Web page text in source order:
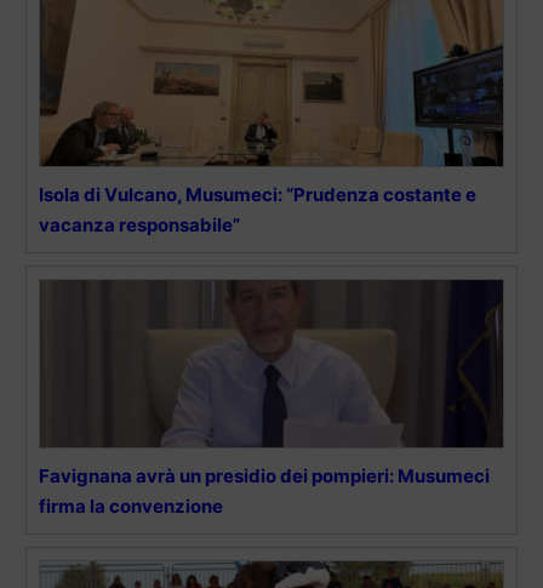
Isola di Vulcano, Musumeci: “Prudenza costante e
vacanza responsabile”
Favignana avrà un presidio dei pompieri: Musumeci
firma la convenzione